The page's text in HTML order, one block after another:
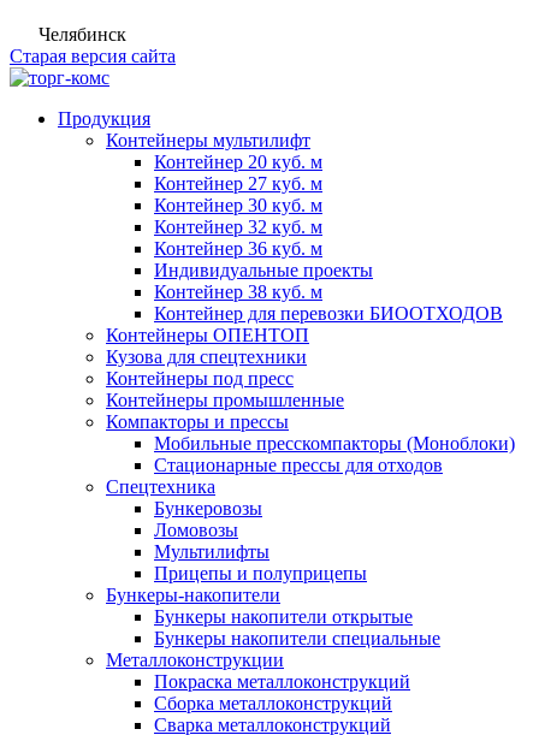
Челябинск
Старая версия сайта
Продукция
Контейнеры мультилифт
Контейнер 20 куб. м
Контейнер 27 куб. м
Контейнер 30 куб. м
Контейнер 32 куб. м
Контейнер 36 куб. м
Индивидуальные проекты
Контейнер 38 куб. м
Контейнер для перевозки БИООТХОДОВ
Контейнеры ОПЕНТОП
Кузова для спецтехники
Контейнеры под пресс
Контейнеры промышленные
Компакторы и прессы
Мобильные пресскомпакторы (Моноблоки)
Стационарные прессы для отходов
Спецтехника
Бункеровозы
Ломовозы
Мультилифты
Прицепы и полуприцепы
Бункеры-накопители
Бункеры накопители открытые
Бункеры накопители специальные
Металлоконструкции
Покраска металлоконструкций
Сборка металлоконструкций
Сварка металлоконструкций